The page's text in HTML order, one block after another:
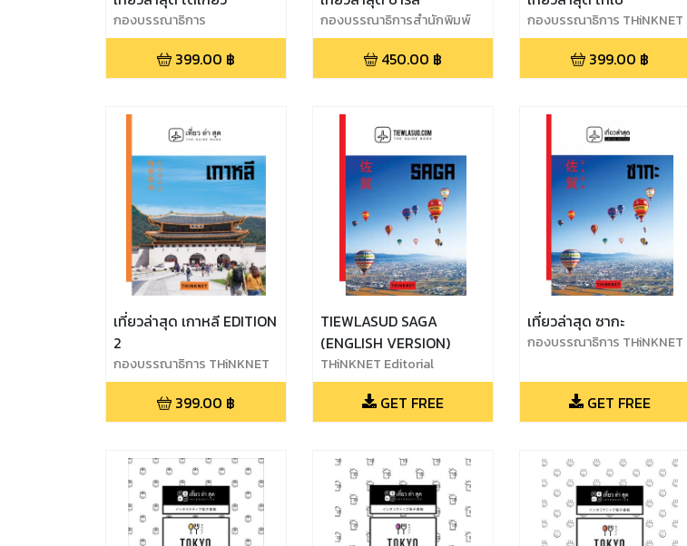
กองบรรณาธิการ
399.00 ฿
กองบรรณาธิการสำนักพิมพ์
ทิงค์เน็ต
450.00 ฿
กองบรรณาธิการ THiNKNET
399.00 ฿
เที่ยวล่าสุด เกาหลี EDITION
2
กองบรรณาธิการ THiNKNET
399.00 ฿
TIEWLASUD SAGA
(ENGLISH VERSION)
THiNKNET Editorial
Department
GET FREE
เที่ยวล่าสุด ซากะ
กองบรรณาธิการ THiNKNET
GET FREE